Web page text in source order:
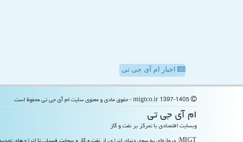
اخبار ام آی جی تی
ام آی جی تی
وبسایت اقتصادی با تمرکز بر نفت و گاز